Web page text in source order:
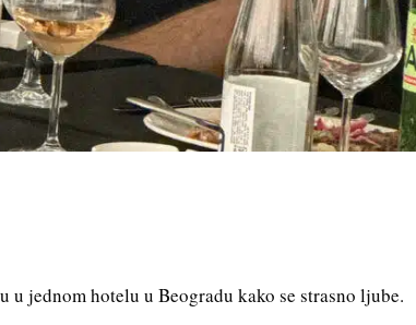
jednom hotelu u Beogradu kako se strasno ljube.